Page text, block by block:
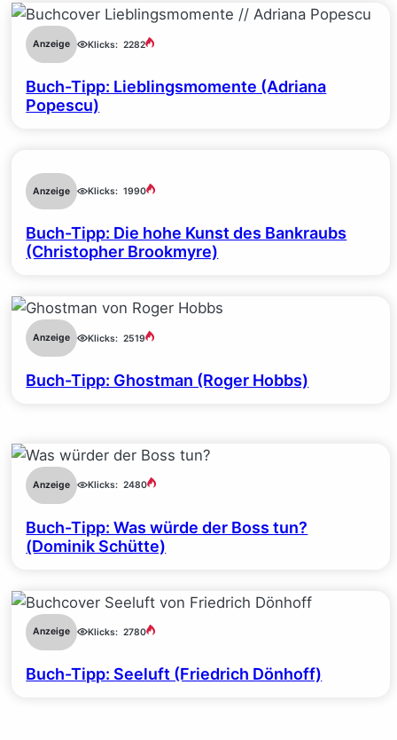
Anzeige Klicks: 2282
Buch-Tipp: Lieblingsmomente (Adriana
Popescu)
Anzeige Klicks: 1990
Buch-Tipp: Die hohe Kunst des Bankraubs
(Christopher Brookmyre)
Anzeige Klicks: 2519
Buch-Tipp: Ghostman (Roger Hobbs)
Anzeige Klicks: 2480
Buch-Tipp: Was würde der Boss tun?
(Dominik Schütte)
Anzeige Klicks: 2780
Buch-Tipp: Seeluft (Friedrich Dönhoff)